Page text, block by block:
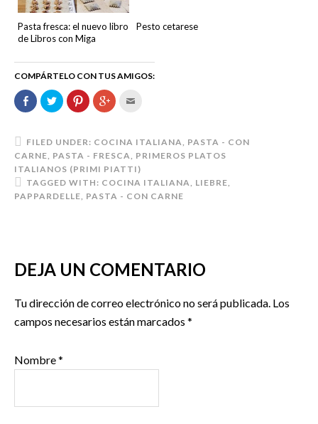
Pasta fresca: el nuevo libro
de Libros con Miga
Pesto cetarese
COMPÁRTELO CON TUS AMIGOS:
Comparte
en
Facebook
en
una
ventana
nueva)
Haz
clic
para
Twitter
(Se
abre
en
una
ventana
nueva)
Haz
clic
para
Pinterest
(Se
abre
en
una
ventana
nueva)
Haz
clic
Google+
(Se
abre
en
una
ventana
nueva)
correo
electrónico
a
un
amigo
(Se
abre
en
FILED UNDER: COCINA ITALIANA
PASTA - CON
CARNE PASTA - FRESCA
PRIMEROS PLATOS
ITALIANOS (PRIMI PIATTI)
TAGGED WITH: COCINA ITALIANA LIEBRE
PAPPARDELLE PASTA - CON CARNE
DEJA UN COMENTARIO
Tu dirección de correo electrónico no será publicada. Los
campos necesarios están marcados *
Nombre*